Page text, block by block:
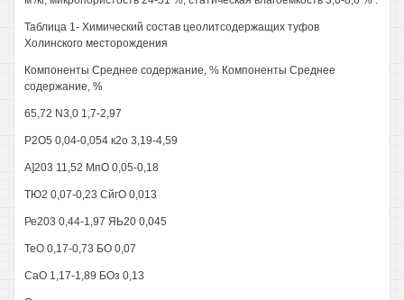
Таблица 1- Химический состав цеолитсодержащих туфов
Холинского месторождения
Компоненты Среднее содержание, % Компоненты Среднее
содержание, %
65,72 N3,0 1,7-2,97
Р2О5 0,04-0,054 к2о 3,19-4,59
А]203 11,52 МпО 0,05-0,18
ТЮ2 0,07-0,23 СйгО 0,013
Ре203 0,44-1,97 ЯЬ20 0,045
ТеО 0,17-0,73 БО 0,07
СаО 1,17-1,89 БОз 0,13